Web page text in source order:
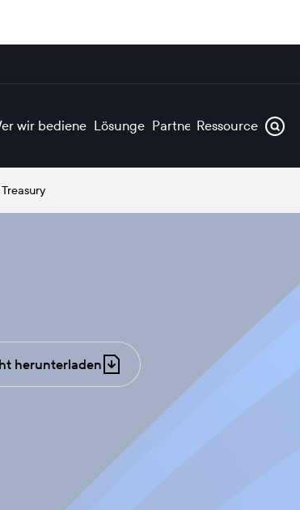
wir bedienen Lösungen Partner Ressourcen
herunterladen